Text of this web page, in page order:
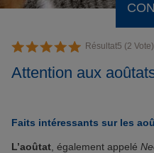
Résultat5 (2 Vote)
Attention aux
Faits intéressants sur les
L’aoûtat , également appelé